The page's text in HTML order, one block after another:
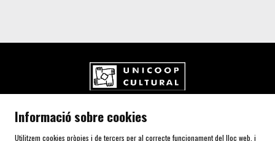
Carrer de l'Aurora, 80 (Plaça de Cal Font)
Informació sobre cookies
Utilitzem cookies pròpies i de tercers per al correcte funcionament del lloc web, i